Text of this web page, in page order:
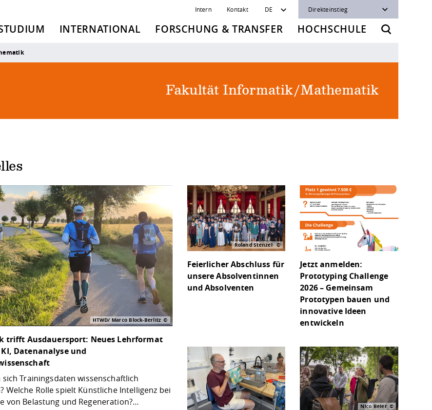
Intern Kontakt DE Direkteinstieg
INTERNATIONAL FORSCHUNG & TRANSFER HOCHSCHULE
Fakultät Informatik/Mathematik
trifft Ausdauersport: Neues Lehrformat
Datenanalyse und
sich Trainingsdaten wissenschaftlich
Welche Rolle spielt Künstliche Intelligenz bei
von Belastung und Regeneration?…
HTWD/ Marco Block-Berlitz
Feierlicher Abschluss für
unsere Absolventinnen
und Absolventen
Roland Stenzel
Jetzt anmelden:
Prototyping Challenge
2026 – Gemeinsam
Prototypen bauen und
innovative Ideen
entwickeln
Nico Beier